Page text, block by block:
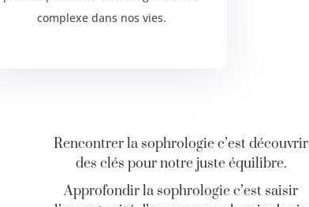
complexe dans nos vies.
Rencontrer la sophrologie c’est découvrir
des clés pour notre juste équilibre.
Approfondir la sophrologie c’est saisir